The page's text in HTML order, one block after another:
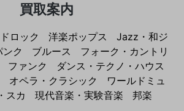
買取案内
ロック 洋楽ポップス
Jazz・和ジ
ンク ブルース
フォーク・カントリ
ファンク
ダンス・テクノ・ハウス
オペラ・クラシック
ワールドミュ
スカ 現代音楽・実験音楽 邦楽